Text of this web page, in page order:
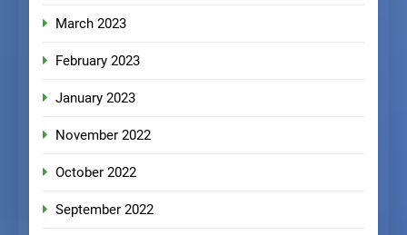
March 2023
February 2023
January 2023
November 2022
October 2022
September 2022